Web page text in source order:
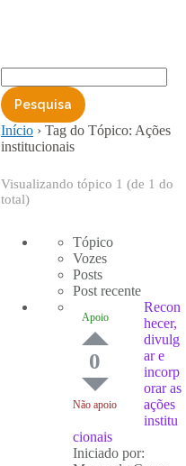
Início › Tag do Tópico: Ações
institucionais
Visualizando tópico 1 (de 1 do
total)
Tópico
Vozes
Posts
Post recente
Apoio
0
Não apoio
Recon
hecer,
divulg
ar e
incorp
orar as
ações
institu
cionais
Iniciado por: